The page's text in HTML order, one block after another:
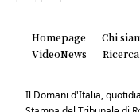
Homepage Chi
VideoNews
Ricerca
Il Domani d'Italia,